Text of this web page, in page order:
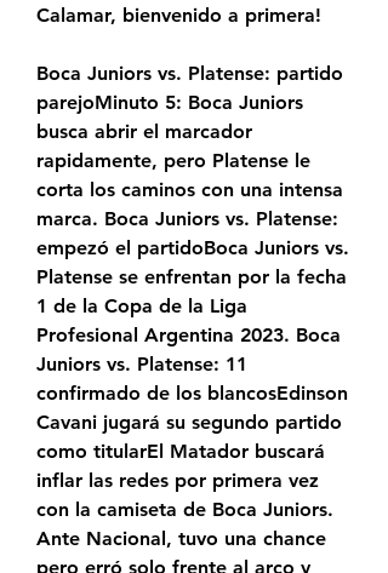
Calamar, bienvenido a primera!
Boca Juniors vs. Platense: partido
parejoMinuto 5: Boca Juniors
busca abrir el marcador
rapidamente, pero Platense le
corta los caminos con una intensa
marca. Boca Juniors vs. Platense:
empezó el partidoBoca Juniors vs.
Platense se enfrentan por la fecha
1 de la Copa de la Liga
Profesional Argentina 2023. Boca
Juniors vs. Platense: 11
confirmado de los blancosEdinson
Cavani jugará su segundo partido
como titularEl Matador buscará
inflar las redes por primera vez
con la camiseta de Boca Juniors.
Ante Nacional, tuvo una chance
pero erró solo frente al arco y